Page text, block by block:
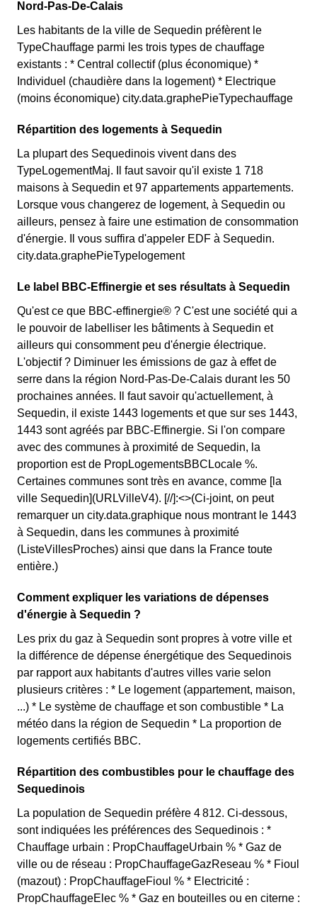
Nord-Pas-De-Calais
Les habitants de la ville de Sequedin préfèrent le
TypeChauffage parmi les trois types de chauffage
existants : * Central collectif (plus économique) *
Individuel (chaudière dans la logement) * Electrique
(moins économique) city.data.graphePieTypechauffage
Répartition des logements à Sequedin
La plupart des Sequedinois vivent dans des
TypeLogementMaj. Il faut savoir qu'il existe 1 718
maisons à Sequedin et 97 appartements appartements.
Lorsque vous changerez de logement, à Sequedin ou
ailleurs, pensez à faire une estimation de consommation
d'énergie. Il vous suffira d'appeler EDF à Sequedin.
city.data.graphePieTypelogement
Le label BBC-Effinergie et ses résultats à Sequedin
Qu'est ce que BBC-effinergie® ? C'est une société qui a
le pouvoir de labelliser les bâtiments à Sequedin et
ailleurs qui consomment peu d'énergie électrique.
L'objectif ? Diminuer les émissions de gaz à effet de
serre dans la région Nord-Pas-De-Calais durant les 50
prochaines années. Il faut savoir qu'actuellement, à
Sequedin, il existe 1443 logements et que sur ses 1443,
1443 sont agréés par BBC-Effinergie. Si l'on compare
avec des communes à proximité de Sequedin, la
proportion est de PropLogementsBBCLocale %.
Certaines communes sont très en avance, comme [la
ville Sequedin](URLVilleV4). [//]:<>(Ci-joint, on peut
remarquer un city.data.graphique nous montrant le 1443
à Sequedin, dans les communes à proximité
(ListeVillesProches) ainsi que dans la France toute
entière.)
Comment expliquer les variations de dépenses
d'énergie à Sequedin ?
Les prix du gaz à Sequedin sont propres à votre ville et
la différence de dépense énergétique des Sequedinois
par rapport aux habitants d'autres villes varie selon
plusieurs critères : * Le logement (appartement, maison,
...) * Le système de chauffage et son combustible * La
météo dans la région de Sequedin * La proportion de
logements certifiés BBC.
Répartition des combustibles pour le chauffage des
Sequedinois
La population de Sequedin préfère 4 812. Ci-dessous,
sont indiquées les préférences des Sequedinois : *
Chauffage urbain : PropChauffageUrbain % * Gaz de
ville ou de réseau : PropChauffageGazReseau % * Fioul
(mazout) : PropChauffageFioul % * Electricité :
PropChauffageElec % * Gaz en bouteilles ou en citerne :